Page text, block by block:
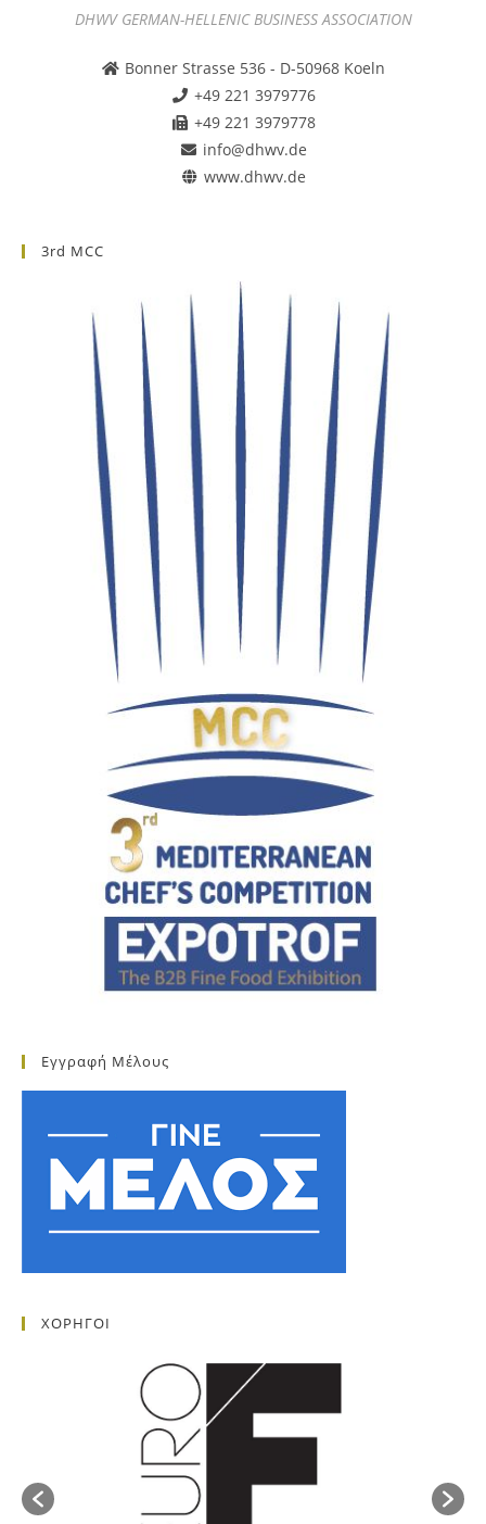
DHWV GERMAN-HELLENIC BUSINESS ASSOCIATION
Bonner Strasse 536 - D-50968 Koeln
+49 221 3979776
+49 221 3979778
info@dhwv.de
www.dhwv.de
3rd MCC
Εγγραφή Μέλους
ΧΟΡΗΓΟΙ